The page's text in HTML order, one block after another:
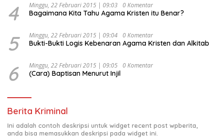
4 Minggu, 22 Februari 2015 | 09:03 0 Komentar
Bagaimana Kita Tahu Agama Kristen itu Benar?
5 Minggu, 22 Februari 2015 | 09:04 0 Komentar
Bukti-Bukti Logis Kebenaran Agama Kristen dan Alkitab
6 Minggu, 22 Februari 2015 | 09:05 0 Komentar
(Cara) Baptisan Menurut Injil
Berita Kriminal
Ini adalah contoh deskripsi untuk widget recent post wpberita,
anda bisa memasukkan deskripsi pada widget ini.